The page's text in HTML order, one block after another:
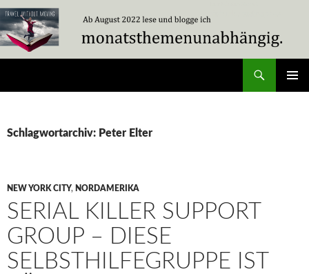
Zum
Inhalt
springen
Schlagwortarchiv: Peter Elter
NEW YORK CITY, NORDAMERIKA
SERIAL KILLER SUPPORT
GROUP – DIESE
SELBSTHILFEGRUPPE IST